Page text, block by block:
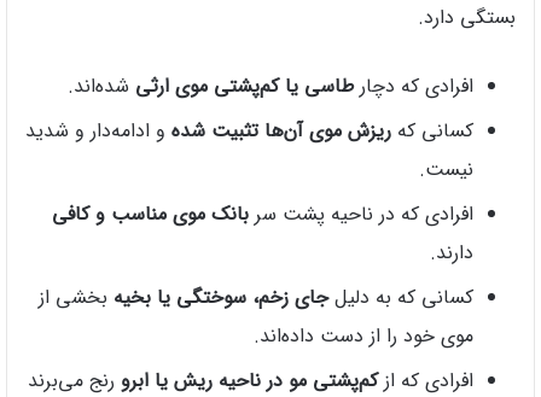
بستگی دارد.
افرادی که دچارطاسی یا کم‌پشتی موی ارثی شده‌اند.
کسانی که ریزش موی آن‌ها تثبیت شده و ادامه‌دار و شدید
نیست.
افرادی که در ناحیه پشت سر بانک موی مناسب و کافی
دارند.
کسانی که به دلیلجای زخم، سوختگی یا بخیه بخشی از
موی خود را از دست داده‌اند.
افرادی که ازکم‌پشتی مو در ناحیه ریش یا ابرو رنج می‌برند